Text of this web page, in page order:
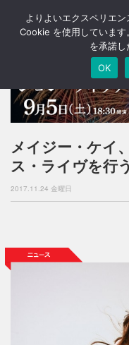
メイジー・ケイ
ス・ライヴを行
2017.11.24 金曜日
よりよいエクスペリエ
Cookie を使用していま
を承諾し
OK